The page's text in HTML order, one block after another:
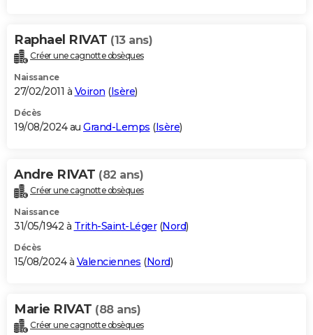
Raphael RIVAT (13 ans)
Créer une cagnotte obsèques
Naissance
27/02/2011 à Voiron (Isère)
Décès
19/08/2024 au Grand-Lemps (Isère)
Andre RIVAT (82 ans)
Créer une cagnotte obsèques
Naissance
31/05/1942 à Trith-Saint-Léger(Nord)
Décès
15/08/2024 à Valenciennes (Nord)
Marie RIVAT (88 ans)
Créer une cagnotte obsèques